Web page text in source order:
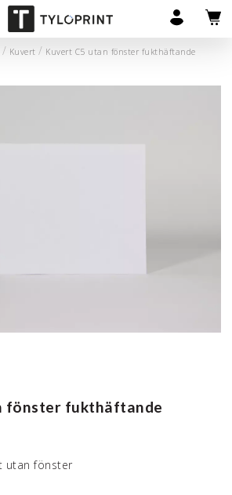
Kuvert Kuvert C5 utan fönster fukthäftande
fönster fukthäftande
utan fönster